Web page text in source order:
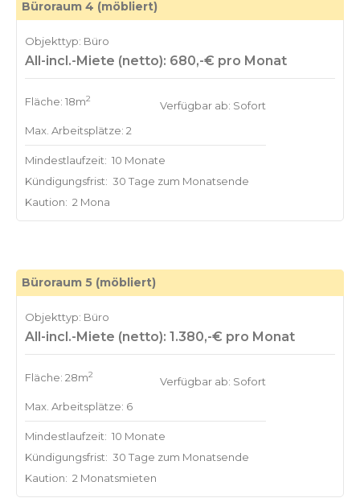
Büroraum 4 (möbliert)
Objekttyp: Büro
All-incl.-Miete (netto): 680,-€ pro Monat
Fläche: 18m2
Max. Arbeitsplätze: 2
Verfügbar ab: Sofort
Mindestlaufzeit: 10 Monate
Kündigungsfrist: 30 Tage zum Monatsende
Kaution: 2 Mona
Büroraum 5 (möbliert)
Objekttyp: Büro
All-incl.-Miete (netto): 1.380,-€ pro Monat
Fläche: 28m2
Max. Arbeitsplätze: 6
Verfügbar ab: Sofort
Mindestlaufzeit: 10 Monate
Kündigungsfrist: 30 Tage zum Monatsende
Kaution: 2 Monatsmieten